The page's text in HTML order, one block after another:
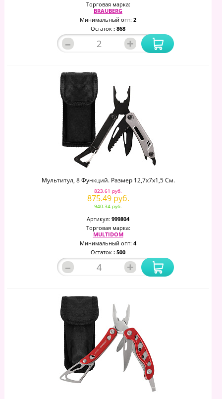
Торговая марка:
BRAUBERG
Минимальный опт: 2
Остаток : 868
– +
Мультитул, 8 Функций. Размер 12,7х7х1,5 См.
823.61 руб.
875.49 руб.
940.34 руб.
Артикул: 999804
Торговая марка:
MULTIDOM
Минимальный опт: 4
Остаток : 500
– +